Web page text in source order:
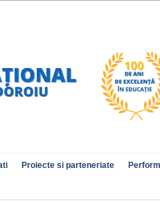
Proiecte si parteneriate